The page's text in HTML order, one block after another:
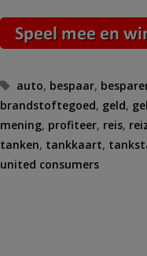
Tags
auto, bespaar,
brandstoftegoed, geld,
mening, profiteer, reis,
tanken, tankkaart,
united consumers